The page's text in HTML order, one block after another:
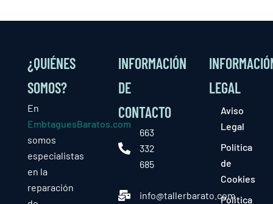
¿QUIÉNES
SOMOS?
En
EmbtaguesBaratos.com
somos
especialistas
en la
reparación
INFORMACIÓN
DE
CONTACTO
663
332
685
info@tallerbarato.com
LEGAL
Aviso
Legal
Política
de
Cookies
Política